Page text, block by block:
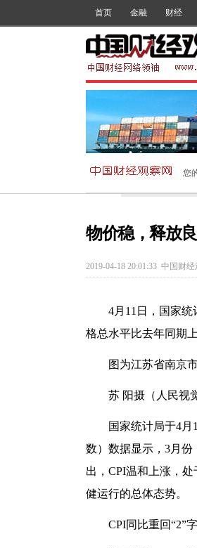
首页 金融 财经
您
物价稳，释放
2019-04-18 20:01:33 中国财经
4月11日，国家
格总水平比去年同期上
图为江苏省南京
苏 阳摄（人民视
国家统计局于4
数）数据显示，3月份
出，CPI温和上涨，
健运行的总体态势。
CPI同比重回“2”